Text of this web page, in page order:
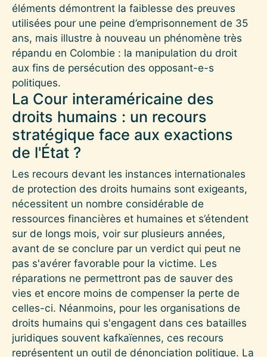
éléments démontrent la faiblesse des preuves
utilisées pour une peine d’emprisonnement de 35
ans, mais illustre à nouveau un phénomène très
répandu en Colombie : la manipulation du droit
aux fins de persécution des opposant-e-s
politiques.
La Cour interaméricaine des
droits humains : un recours
stratégique face aux exactions
de l'État ?
Les recours devant les instances internationales
de protection des droits humains sont exigeants,
nécessitent un nombre considérable de
ressources financières et humaines et s’étendent
sur de longs mois, voir sur plusieurs années,
avant de se conclure par un verdict qui peut ne
pas s'avérer favorable pour la victime. Les
réparations ne permettront pas de sauver des
vies et encore moins de compenser la perte de
celles-ci. Néanmoins, pour les organisations de
droits humains qui s'engagent dans ces batailles
juridiques souvent kafkaïennes, ces recours
représentent un outil de dénonciation politique. La